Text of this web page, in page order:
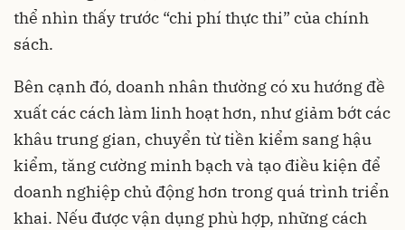
thể nhìn thấy trước “chi phí thực thi” của chính
sách.
Bên cạnh đó, doanh nhân thường có xu hướng đề
xuất các cách làm linh hoạt hơn, như giảm bớt các
khâu trung gian, chuyển từ tiền kiểm sang hậu
kiểm, tăng cường minh bạch và tạo điều kiện để
doanh nghiệp chủ động hơn trong quá trình triển
khai. Nếu được vận dụng phù hợp, những cách